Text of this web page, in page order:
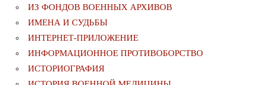
ИЗ ФОНДОВ ВОЕННЫХ АРХИВОВ
ИМЕНА И СУДЬБЫ
ИНТЕРНЕТ-ПРИЛОЖЕНИЕ
ИНФОРМАЦИОННОЕ ПРОТИВОБОРСТВО
ИСТОРИОГРАФИЯ